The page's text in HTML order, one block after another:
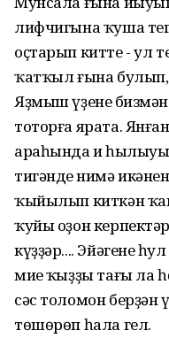
лифчигына ҡуша
оҫтарып китте - ул
ҡатҡыл ғына булып,
Яҙмыш үҙенең
тоторға ярата.
араһында иң
тигәндең нимә
ҡыйылып киткән
ҡуйы оҙон
күҙҙәр.... Эйәгенең
миңе ҡыҙҙы тағы ла
сәс толомон
төшөрөп һала гел.